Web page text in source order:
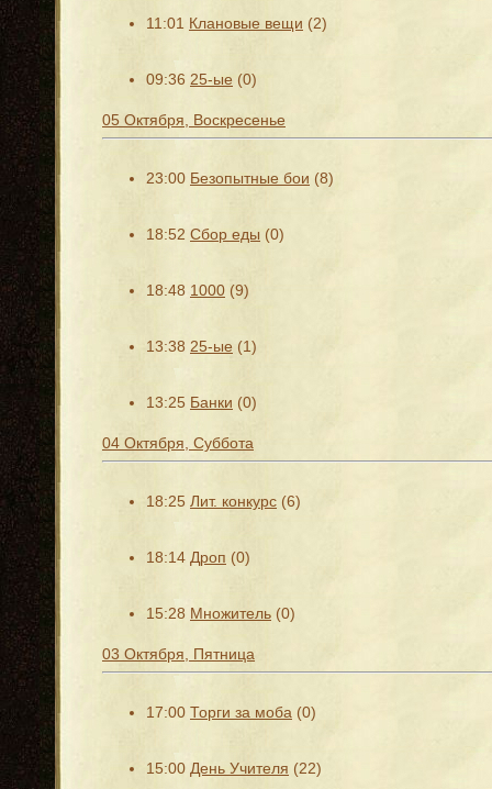
11:01 Клановые вещи (2)
09:36 25-ые (0)
05 Октября, Воскресенье
23:00 Безопытные бои (8)
18:52 Сбор еды (0)
18:48 1000 (9)
13:38 25-ые (1)
13:25 Банки (0)
04 Октября, Суббота
18:25 Лит. конкурс (6)
18:14 Дроп (0)
15:28 Множитель (0)
03 Октября, Пятница
17:00 Торги за моба (0)
15:00 День Учителя (22)